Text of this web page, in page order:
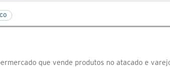
que vende produtos no atacado e